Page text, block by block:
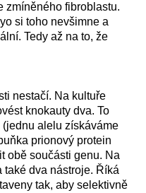
zmíněného fibroblastu.
si toho nevšimne a
Tedy až na to, že
nestačí. Na kultuře
knokauty dva. To
(jednu alelu získáváme
prionový protein
obě součásti genu. Na
dva nástroje. Říká
tak, aby selektivně